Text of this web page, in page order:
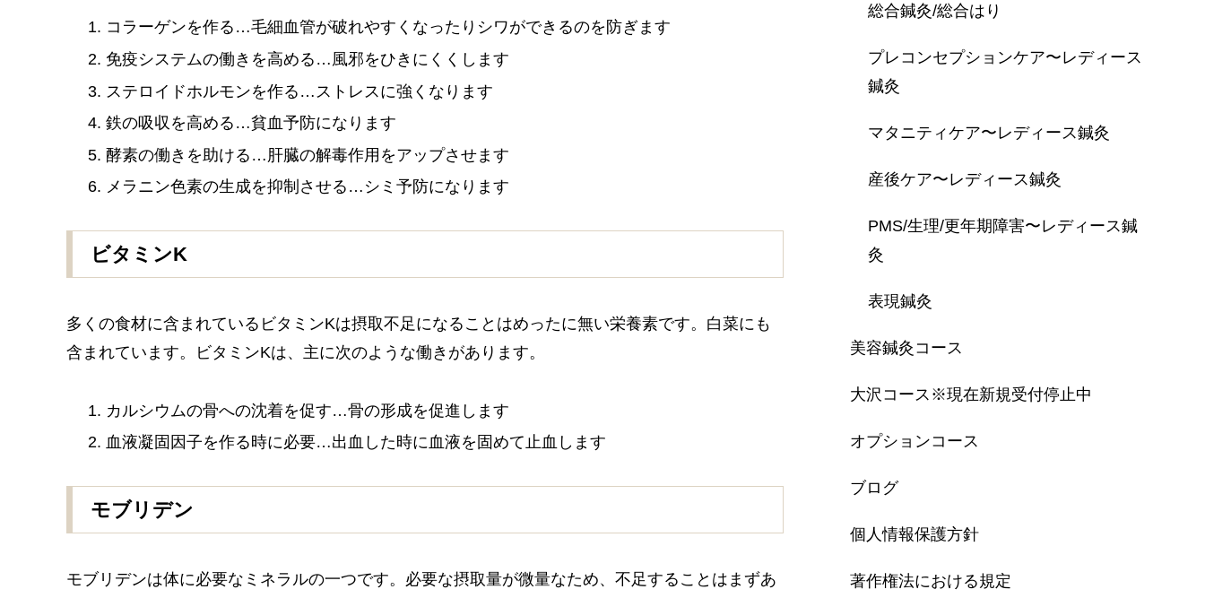
コラーゲンを作る…毛細血管が破れやすくなったりシワができるのを防ぎます
免疫システムの働きを高める…風邪をひきにくくします
ステロイドホルモンを作る…ストレスに強くなります
鉄の吸収を高める…貧血予防になります
酵素の働きを助ける…肝臓の解毒作用をアップさせます
メラニン色素の生成を抑制させる…シミ予防になります
ビタミンK
多くの食材に含まれているビタミンKは摂取不足になることはめったに無い栄養素です。白菜にも
含まれています。ビタミンKは、主に次のような働きがあります。
カルシウムの骨への沈着を促す…骨の形成を促進します
血液凝固因子を作る時に必要…出血した時に血液を固めて止血します
モブリデン
モブリデンは体に必要なミネラルの一つです。必要な摂取量が微量なため、不足することはまずあ
総合鍼灸/総合はり
プレコンセプションケア〜レディース
鍼灸
マタニティケア〜レディース鍼灸
産後ケア〜レディース鍼灸
PMS/生理/更年期障害〜レディース鍼
灸
表現鍼灸
美容鍼灸コース
大沢コース※現在新規受付停止中
オプションコース
ブログ
個人情報保護方針
著作権法における規定